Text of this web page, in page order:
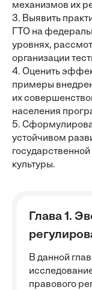
механизмов их
3. Выявить
ГТО на
уровнях,
организации
4. Оценить
примеры
их
населения
5.
устойчивом
культуры.
Глава 1.
В данной
правового